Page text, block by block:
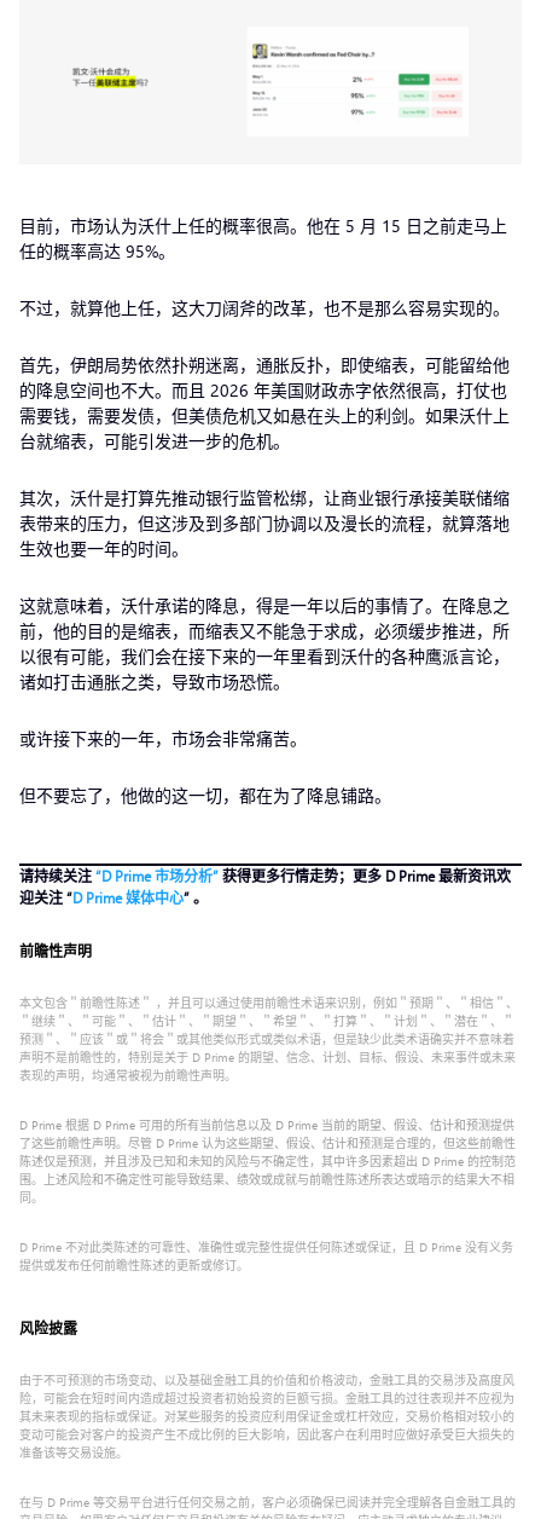
目前，市场认为沃什上任的概率很高。他在 5 月 15 日之前走马上
任的概率高达 95%。
不过，就算他上任，这大刀阔斧的改革，也不是那么容易实现的。
首先，伊朗局势依然扑朔迷离，通胀反扑，即使缩表，可能留给他
的降息空间也不大。而且 2026 年美国财政赤字依然很高，打仗也
需要钱，需要发债，但美债危机又如悬在头上的利剑。如果沃什上
台就缩表，可能引发进一步的危机。
其次，沃什是打算先推动银行监管松绑，让商业银行承接美联储缩
表带来的压力，但这涉及到多部门协调以及漫长的流程，就算落地
生效也要一年的时间。
这就意味着，沃什承诺的降息，得是一年以后的事情了。在降息之
前，他的目的是缩表，而缩表又不能急于求成，必须缓步推进，所
以很有可能，我们会在接下来的一年里看到沃什的各种鹰派言论，
诸如打击通胀之类，导致市场恐慌。
或许接下来的一年，市场会非常痛苦。
但不要忘了，他做的这一切，都在为了降息铺路。
请持续关注 “D Prime 市场分析” 获得更多行情走势；更多 D Prime 最新资讯欢
迎关注 “D Prime 媒体中心” 。
前瞻性声明
本文包含＂前瞻性陈述＂ ，并且可以通过使用前瞻性术语来识别，例如＂预期＂、＂相信＂、
＂继续＂、＂可能＂、＂估计＂、＂期望＂、＂希望＂、＂打算＂、＂计划＂、＂潜在＂、＂
预测＂、＂应该＂或＂将会＂或其他类似形式或类似术语，但是缺少此类术语确实并不意味着
声明不是前瞻性的，特别是关于 D Prime 的期望、信念、计划、目标、假设、未来事件或未来
表现的声明，均通常被视为前瞻性声明。
D Prime 根据 D Prime 可用的所有当前信息以及 D Prime 当前的期望、假设、估计和预测提供
了这些前瞻性声明。尽管 D Prime 认为这些期望、假设、估计和预测是合理的，但这些前瞻性
陈述仅是预测，并且涉及已知和未知的风险与不确定性，其中许多因素超出 D Prime 的控制范
围。上述风险和不确定性可能导致结果、绩效或成就与前瞻性陈述所表达或暗示的结果大不相
同。
D Prime 不对此类陈述的可靠性、准确性或完整性提供任何陈述或保证，且 D Prime 没有义务
提供或发布任何前瞻性陈述的更新或修订。
风险披露
由于不可预测的市场变动、以及基础金融工具的价值和价格波动，金融工具的交易涉及高度风
险，可能会在短时间内造成超过投资者初始投资的巨额亏损。金融工具的过往表现并不应视为
其未来表现的指标或保证。对某些服务的投资应利用保证金或杠杆效应，交易价格相对较小的
变动可能会对客户的投资产生不成比例的巨大影响，因此客户在利用时应做好承受巨大损失的
准备该等交易设施。
在与 D Prime 等交易平台进行任何交易之前，客户必须确保已阅读并完全理解各自金融工具的